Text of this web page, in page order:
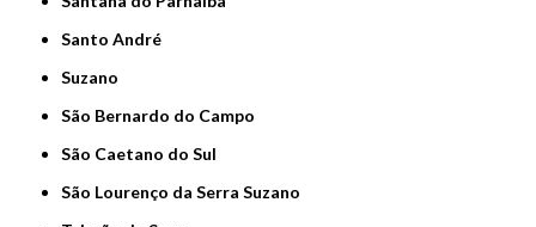
Santo André
Suzano
São Bernardo do Campo
São Caetano do Sul
São Lourenço da Serra Suzano